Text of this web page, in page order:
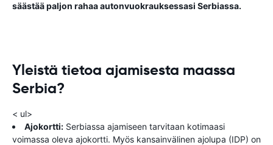
säästää paljon rahaa autonvuokrauksessasi Serbiassa.
Yleistä tietoa ajamisesta maassa
Serbia?
< ul>
Ajokortti: Serbiassa ajamiseen tarvitaan kotimaasi
voimassa oleva ajokortti. Myös kansainvälinen ajolupa (IDP) on